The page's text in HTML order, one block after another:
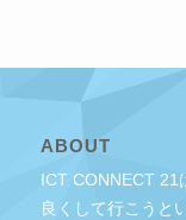
ABOUT
ICT CONNECT 21
良くして行こうと